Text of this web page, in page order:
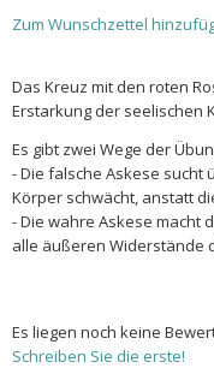
Zum Wunschzettel
Das Kreuz mit den roten
Erstarkung der seelischen
Es gibt zwei Wege der
- Die falsche Askese sucht
Körper schwächt, anstatt
- Die wahre Askese macht
alle äußeren Widerstände
Es liegen noch keine
Schreiben Sie die erste!